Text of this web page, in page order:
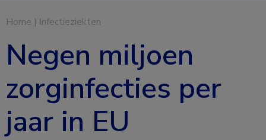
Home | Infectieziekten
Negen miljoen
zorginfecties per
jaar in EU